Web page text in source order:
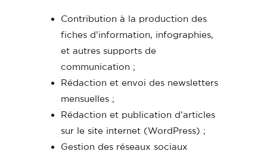
Contribution à la production des
fiches d’information, infographies,
et autres supports de
communication ;
Rédaction et envoi des newsletters
mensuelles ;
Rédaction et publication d’articles
sur le site internet (WordPress) ;
Gestion des réseaux sociaux